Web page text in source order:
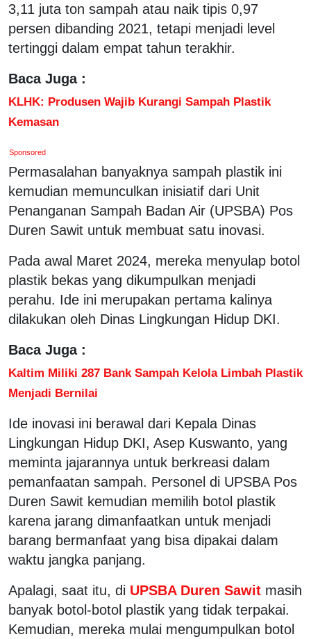
3,11 juta ton sampah atau naik tipis 0,97
persen dibanding 2021, tetapi menjadi level
tertinggi dalam empat tahun terakhir.
Baca Juga :
KLHK: Produsen Wajib Kurangi Sampah Plastik
Kemasan
Sponsored
Permasalahan banyaknya sampah plastik ini
kemudian memunculkan inisiatif dari Unit
Penanganan Sampah Badan Air (UPSBA) Pos
Duren Sawit untuk membuat satu inovasi.
Pada awal Maret 2024, mereka menyulap botol
plastik bekas yang dikumpulkan menjadi
perahu. Ide ini merupakan pertama kalinya
dilakukan oleh Dinas Lingkungan Hidup DKI.
Baca Juga :
Kaltim Miliki 287 Bank Sampah Kelola Limbah Plastik
Menjadi Bernilai
Ide inovasi ini berawal dari Kepala Dinas
Lingkungan Hidup DKI, Asep Kuswanto, yang
meminta jajarannya untuk berkreasi dalam
pemanfaatan sampah. Personel di UPSBA Pos
Duren Sawit kemudian memilih botol plastik
karena jarang dimanfaatkan untuk menjadi
barang bermanfaat yang bisa dipakai dalam
waktu jangka panjang.
Apalagi, saat itu, di UPSBA Duren Sawit masih
banyak botol-botol plastik yang tidak terpakai.
Kemudian, mereka mulai mengumpulkan botol